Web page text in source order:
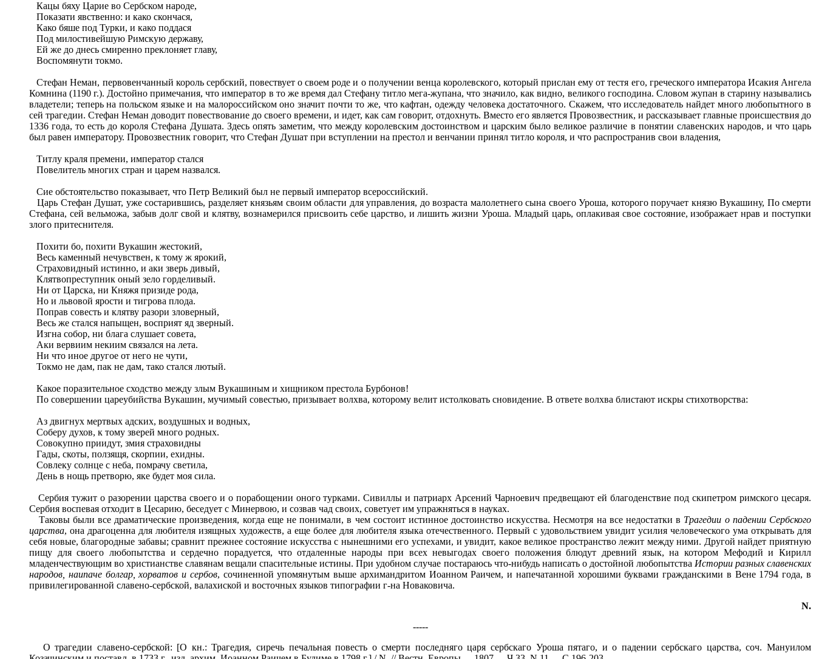
Кацы бяху Царие во Сербском народе,
Показати явственно: и како скончася,
Како бяше под Турки, и како поддася
Под милостивейшую Римскую державу,
Ей же до днесь смиренно преклоняет главу,
Воспомянути токмо.
Стефан Неман, первовенчанный король сербский, повествует о своем роде и о получении венца королевского, который прислан ему от тестя его, греческого императора Исакия Ангела
Комнина (1190 г.). Достойно примечания, что император в то же время дал Стефану титло мега-жупана, что значило, как видно, великого господина. Словом жупан в старину назывались
владетели; теперь на польском языке и на малороссийском оно значит почти то же, что кафтан, одежду человека достаточного. Скажем, что исследователь найдет много любопытного в
сей трагедии. Стефан Неман доводит повествование до своего времени, и идет, как сам говорит, отдохнуть. Вместо его является Провозвестник, и рассказывает главные происшествия до
1336 года, то есть до короля Стефана Душата. Здесь опять заметим, что между королевским достоинством и царским было великое различие в понятии славенских народов, и что царь
был равен императору. Провозвестник говорит, что Стефан Душат при вступлении на престол и венчании принял титло короля, и что распространив свои владения,
Титлу краля премени, император стался
Повелитель многих стран и царем назвался.
Сие обстоятельство показывает, что Петр Великий был не первый император всероссийский.
Царь Стефан Душат, уже состарившись, разделяет князьям своим области для управления, до возраста малолетнего сына своего Уроша, которого поручает князю Вукашину, По смерти
Стефана, сей вельможа, забыв долг свой и клятву, вознамерился присвоить себе царство, и лишить жизни Уроша. Младый царь, оплакивая свое состояние, изображает нрав и поступки
злого притеснителя.
Похити бо, похити Вукашин жестокий,
Весь каменный нечувствен, к тому ж ярокий,
Страховидный истинно, и аки зверь дивый,
Клятвопреступник оный зело горделивый.
Ни от Царска, ни Княжя призиде рода,
Но и львовой ярости и тигрова плода.
Поправ совесть и клятву разори зловерный,
Весь же стался напыщен, восприят яд зверный.
Изгна собор, ни блага слушает совета,
Аки вервиим некиим связался на лета.
Ни что иное другое от него не чути,
Токмо не дам, пак не дам, тако стался лютый.
Какое поразительное сходство между злым Вукашиным и хищником престола Бурбонов!
По совершении цареубийства Вукашин, мучимый совестью, призывает волхва, которому велит истолковать сновидение. В ответе волхва блистают искры стихотворства:
Аз двигнух мертвых адских, воздушных и водных,
Соберу духов, к тому зверей много родных.
Совокупно приидут, змия страховидны
Гады, скоты, ползящя, скорпии, ехидны.
Совлеку солнце с неба, помрачу светила,
День в нощь претворю, яке будет моя сила.
Сербия тужит о разорении царства своего и о порабощении оного турками. Сивиллы и патриарх Арсений Чарноевич предвещают ей благоденствие под скипетром римского цесаря.
Сербия воспевая отходит в Цесарию, беседует с Минервою, и созвав чад своих, советует им упражняться в науках.
Таковы были все драматические произведения, когда еще не понимали, в чем состоит истинное достоинство искусства. Несмотря на все недостатки в Трагедии о падении Сербского
царства, она драгоценна для любителя изящных художеств, а еще более для любителя языка отечественного. Первый с удовольствием увидит усилия человеческого ума открывать для
себя новые, благородные забавы; сравнит прежнее состояние искусства с нынешними его успехами, и увидит, какое великое пространство лежит между ними. Другой найдет приятную
пищу для своего любопытства и сердечно порадуется, что отдаленные народы при всех невыгодах своего положения блюдут древний язык, на котором Мефодий и Кирилл
младенчествующим во христианстве славянам вещали спасительные истины. При удобном случае постараюсь что-нибудь написать о достойной любопытства Истории разных славенских
народов, наипаче болгар, хорватов и сербов, сочиненной упомянутым выше архимандритом Иоанном Раичем, и напечатанной хорошими буквами гражданскими в Вене 1794 года, в
привилегированной славено-сербской, валахиской и восточных языков типографии г-на Новаковича.
N.
-----
О трагедии славено-сербской: [О кн.: Трагедия, сиречь печальная повесть о смерти последняго царя сербскаго Уроша пятаго, и о падении сербскаго царства, соч. Мануилом